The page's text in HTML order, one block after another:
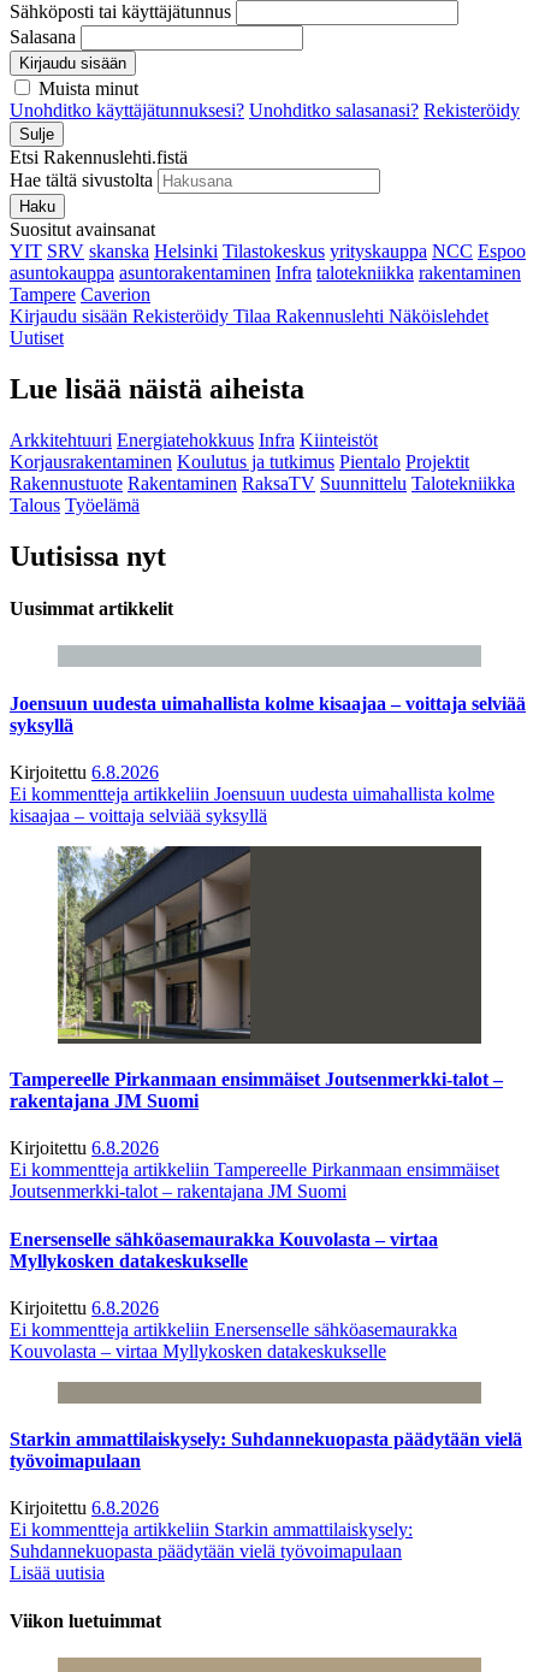
Sähköposti tai käyttäjätunnus
Salasana
Kirjaudu sisään
Muista minut
Unohditko käyttäjätunnuksesi? Unohditko salasanasi? Rekisteröidy
Sulje
Etsi Rakennuslehti.fistä
Hae tältä sivustolta
Haku
Suositut avainsanat
YIT SRV skanska Helsinki Tilastokeskus yrityskauppa NCC Espoo
asuntokauppa asuntorakentaminen Infra talotekniikka rakentaminen
Tampere Caverion
Kirjaudu sisään Rekisteröidy Tilaa Rakennuslehti Näköislehdet
Uutiset
Lue lisää näistä aiheista
Arkkitehtuuri Energiatehokkuus Infra Kiinteistöt
Korjausrakentaminen Koulutus ja tutkimus Pientalo Projektit
Rakennustuote Rakentaminen RaksaTV Suunnittelu Talotekniikka
Talous Työelämä
Uutisissa nyt
Uusimmat artikkelit
Joensuun uudesta uimahallista kolme kisaajaa – voittaja selviää
syksyllä
Kirjoitettu 6.8.2026
Ei kommentteja artikkeliin Joensuun uudesta uimahallista kolme
kisaajaa – voittaja selviää syksyllä
Tampereelle Pirkanmaan ensimmäiset Joutsenmerkki-talot –
rakentajana JM Suomi
Kirjoitettu 6.8.2026
Ei kommentteja artikkeliin Tampereelle Pirkanmaan ensimmäiset
Joutsenmerkki-talot – rakentajana JM Suomi
Enersenselle sähköasemaurakka Kouvolasta – virtaa
Myllykosken datakeskukselle
Kirjoitettu 6.8.2026
Ei kommentteja artikkeliin Enersenselle sähköasemaurakka
Kouvolasta – virtaa Myllykosken datakeskukselle
Starkin ammattilaiskysely: Suhdannekuopasta päädytään vielä
työvoimapulaan
Kirjoitettu 6.8.2026
Ei kommentteja artikkeliin Starkin ammattilaiskysely:
Suhdannekuopasta päädytään vielä työvoimapulaan
Lisää uutisia
Viikon luetuimmat